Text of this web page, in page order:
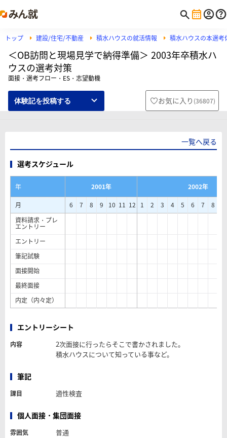
トップ 建設/住宅/不動産 積水ハウスの就活情報 積水ハウスの本選考
＜OB訪問と現場見学で納得準備＞ 2003年卒積水ハ
ウスの選考対策
面接・選考フロー・ES・志望動機
体験記を投稿する お気に入り (36807)
一覧へ戻る
選考スケジュール
年 2001年
2002年
月
6 7 8 9 10 11 12 1 2 3 4 5 6 7 8
資料請求・プレ
エントリー
エントリー
筆記試験
面接開始
最終面接
内定（内々定）
エントリーシート
内容
2次面接に行ったらそこで書かされました。
積水ハウスについて知っている事など。
筆記
課目 適性検査
個人面接・集団面接
雰囲気 普通